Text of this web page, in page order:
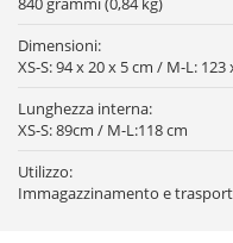
Dimensioni:
XS-S: 94 x 20 x 5 cm / M-L:
Lunghezza interna:
XS-S: 89cm / M-L:118 cm
Utilizzo:
Immagazzinamento e